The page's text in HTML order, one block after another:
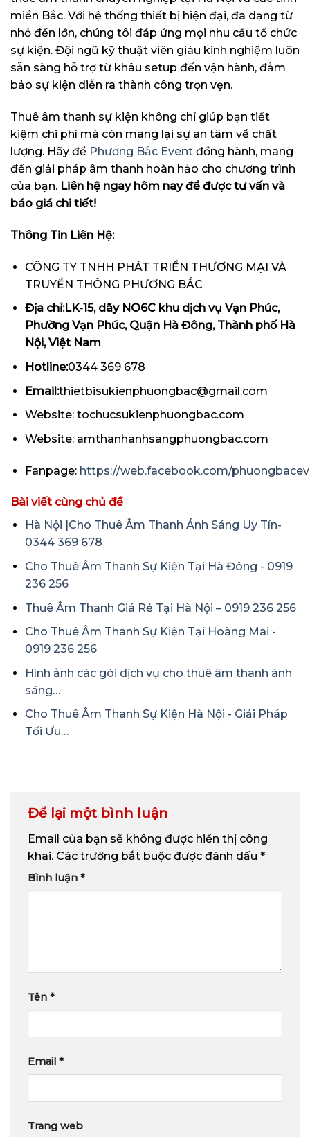
miền Bắc. Với hệ thống thiết bị hiện đại, đa dạng từ
nhỏ đến lớn, chúng tôi đáp ứng mọi nhu cầu tổ chức
sự kiện. Đội ngũ kỹ thuật viên giàu kinh nghiệm luôn
sẵn sàng hỗ trợ từ khâu setup đến vận hành, đảm
bảo sự kiện diễn ra thành công trọn vẹn.
Thuê âm thanh sự kiện không chỉ giúp bạn tiết
kiệm chi phí mà còn mang lại sự an tâm về chất
lượng. Hãy để Phương Bắc Event đồng hành, mang
đến giải pháp âm thanh hoàn hảo cho chương trình
của bạn. Liên hệ ngay hôm nay để được tư vấn và
báo giá chi tiết!
Thông Tin Liên Hệ:
CÔNG TY TNHH PHÁT TRIỂN THƯƠNG MẠI VÀ
TRUYỀN THÔNG PHƯƠNG BẮC
Địa chỉ:LK-15, dãy NO6C khu dịch vụ Vạn Phúc,
Phường Vạn Phúc, Quận Hà Đông, Thành phố Hà
Nội, Việt Nam
Hotline:0344 369 678
Email:thietbisukienphuongbac@gmail.com
Website: tochucsukienphuongbac.com
Website: amthanhanhsangphuongbac.com
Fanpage: https://web.facebook.com/
Bài viết cùng chủ đề
Hà Nội |Cho Thuê Âm Thanh Ánh Sáng Uy Tín-
0344 369 678
Cho Thuê Âm Thanh Sự Kiện Tại Hà Đông - 0919
236 256
Thuê Âm Thanh Giá Rẻ Tại Hà Nội – 0919 236 256
Cho Thuê Âm Thanh Sự Kiện Tại Hoàng Mai -
0919 236 256
Hình ảnh các gói dịch vụ cho thuê âm thanh ánh
sáng…
Cho Thuê Âm Thanh Sự Kiện Hà Nội - Giải Pháp
Tối Ưu…
Để lại một bình luận
Email của bạn sẽ không được hiển thị công
khai. Các trường bắt buộc được đánh dấu *
Bình luận *
Tên *
Email *
Trang web